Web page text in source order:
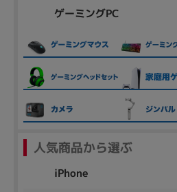
ゲーミングPC
人気商品から選ぶ
iPhone
円 ～
各項目のチェックボックスは「or検索」となります。